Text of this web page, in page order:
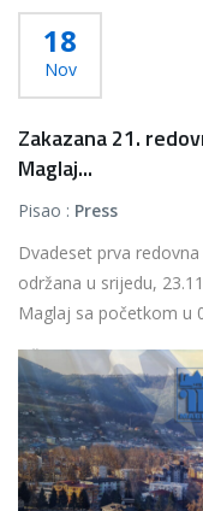
18
Nov
Zakazana 21.
Maglaj...
Pisao : Press
Dvadeset prva
održana u srijedu,
Maglaj sa početkom u
Više...